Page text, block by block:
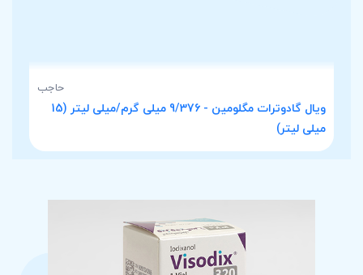
حاجب
ویال گادوترات مگلومین - 9/376 میلی گرم/میلی لیتر (15
میلی لیتر)